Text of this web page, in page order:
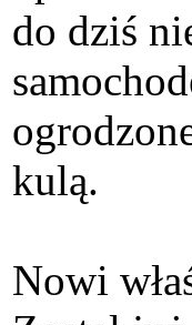
do dziś
kulą.
Nowi